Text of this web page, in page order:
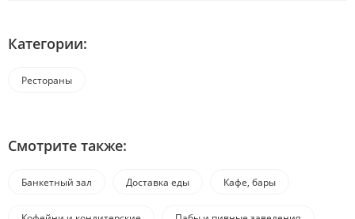
Категории:
Рестораны
Смотрите также:
Банкетный зал Доставка еды Кафе, бары